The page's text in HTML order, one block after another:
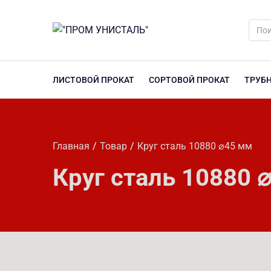
ЛИСТОВОЙ ПРОКАТ СОРТОВОЙ ПРОКАТ
Главная Товар Круг сталь 10880 ⌀45 мм
Круг сталь 10880